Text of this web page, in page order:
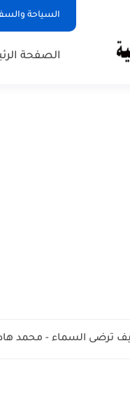
السياحة
الصفحة
ترضى السماء - محمد